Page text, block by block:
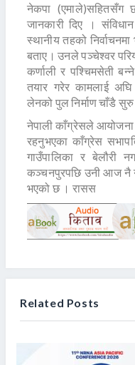
नेकपा (एमाले)सहितसँग
जानकारी दिए ।
स्थानीय तहको
बताए। उनले पञ्चेश्वर
कर्णाली र पश्चिमसेती
तयार गरेर कामलाई
लेनको पुल निर्माण चाँडै सुरु
नेपाली काँग्रेसले आयोजना
रहनुभएका काँग्रेस
गाउँपालिका र बेलौरी
कञ्चनपुरपछि उनी आज नै
भएको छ । रासस
Related Posts